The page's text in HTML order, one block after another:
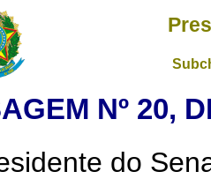
Nº 20,
do